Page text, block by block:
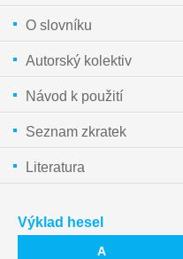
O slovníku
Autorský kolektiv
Návod k použití
Seznam zkratek
Literatura
Výklad hesel
А